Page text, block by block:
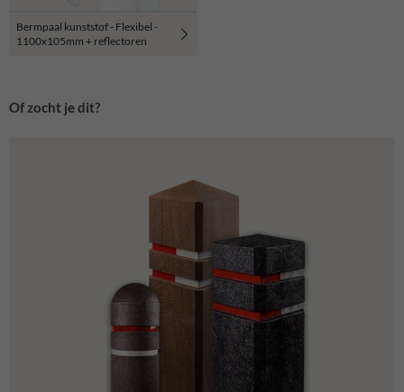
Bermpaal kunststof - Flexibel -
1100x105mm + reflectoren
Of zocht je dit?